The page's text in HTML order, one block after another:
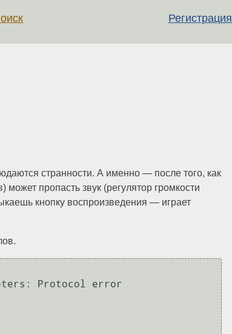
Регистрация
странности. А именно — после того, как
пропасть звук (регулятор громкости
кнопку воспроизведения — играет
Protocol error